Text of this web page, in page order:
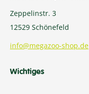
Zeppelinstr. 3
12529 Schönefeld
info@megazoo-shop.de
Wichtiges